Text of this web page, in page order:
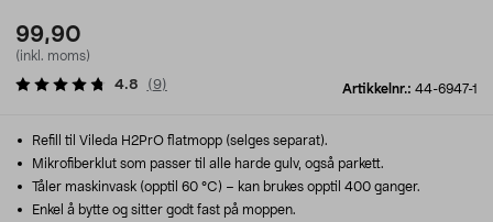
99,90
(inkl. moms)
Artikkelnr.: 44-6947-1
4.8 (9)
Refill til Vileda H2PrO flatmopp (selges separat).
Mikrofiberklut som passer til alle harde gulv, også parkett.
Tåler maskinvask (opptil 60 °C) – kan brukes opptil 400 ganger.
Enkel å bytte og sitter godt fast på moppen.